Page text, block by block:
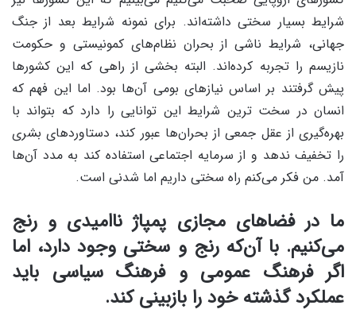
شرایط بسیار سختی داشته‌اند. برای نمونه شرایط بعد از جنگ
جهانی، شرایط ناشی از بحران نظام‌های کمونیستی و حکومت
نازیسم را تجربه کرده‌‌اند. البته بخشی از راهی که این کشورها
پیش گرفتند بر اساس نیازهای بومی آن‌ها بود. اما این فهم که
انسان در سخت ترین شرایط این توانایی را دارد که بتواند با
بهره‌گیری از عقل جمعی از بحران‌ها عبور کند، دستاوردهای بشری
را تخفیف ندهد و از سرمایه اجتماعی استفاده کند به مدد آن‌ها
آمد. من فکر می‌کنم راه سختی داریم اما شدنی است.
ما در فضاهای مجازی پمپاژ ناامیدی و رنج
می‌کنیم. با آن‌که رنج و سختی وجود دارد، اما
اگر فرهنگ عمومی و فرهنگ سیاسی باید
عملکرد گذشته خود را بازبینی کند.